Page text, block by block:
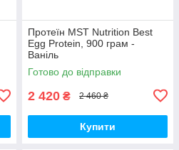
Протеїн MST Nutrition Best
Egg Protein, 900 грам -
Ваніль
Готово до відправки
2 420 ₴ 2 460 ₴
Купити